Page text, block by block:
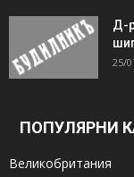
Д-
25/
ПОПУЛЯРНИ
Великобритания